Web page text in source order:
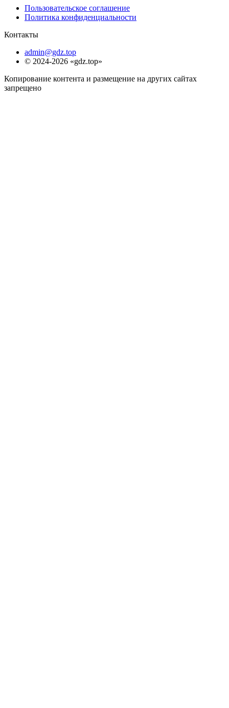
Пользовательское соглашение
Политика конфиденциальности
Контакты
admin@gdz.top
© 2024-2026 «gdz.top»
Копирование контента и размещение на других сайтах
запрещено